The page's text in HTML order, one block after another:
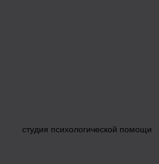
студия психологической помощи